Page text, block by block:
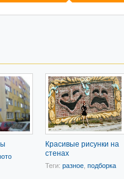
Красивые рисунки на
стенах
Теги: разное подборка